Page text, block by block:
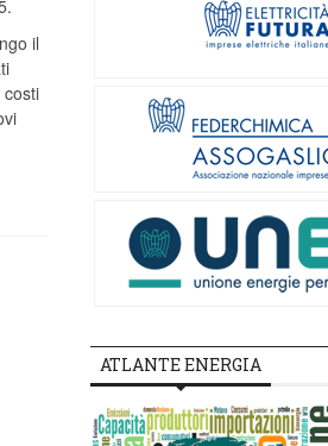
il
costi
ATLANTE ENERGIA